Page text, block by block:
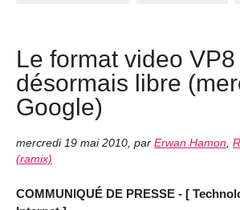
Le format video
désormais libre
Google)
mercredi 19 mai 2010 par Erwan Hamon
(ramix)
COMMUNIQUÉ DE PRESSE - [